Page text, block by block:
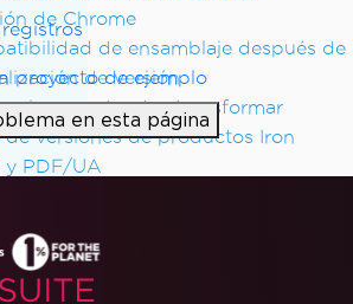
de Chrome
de ensamblaje después de
de versión
extender, transformar
de versiones de productos Iron
y PDF/UA
en encabezados y pies de página
renderizado HTML
proyecto de ejemplo
en esta página